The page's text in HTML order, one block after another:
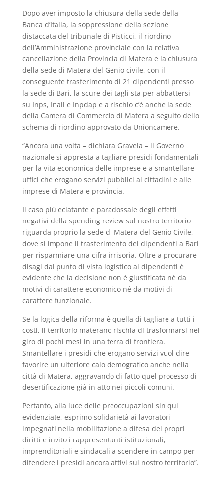
Dopo aver imposto la chiusura della sede della
Banca d’Italia, la soppressione della sezione
distaccata del tribunale di Pisticci, il riordino
dell’Amministrazione provinciale con la relativa
cancellazione della Provincia di Matera e la chiusura
della sede di Matera del Genio civile, con il
conseguente trasferimento di 21 dipendenti presso
la sede di Bari, la scure dei tagli sta per abbattersi
su Inps, Inail e Inpdap e a rischio c’è anche la sede
della Camera di Commercio di Matera a seguito dello
schema di riordino approvato da Unioncamere.
“Ancora una volta – dichiara Gravela – il Governo
nazionale si appresta a tagliare presidi fondamentali
per la vita economica delle imprese e a smantellare
uffici che erogano servizi pubblici ai cittadini e alle
imprese di Matera e provincia.
Il caso più eclatante e paradossale degli effetti
negativi della spending review sul nostro territorio
riguarda proprio la sede di Matera del Genio Civile,
dove si impone il trasferimento dei dipendenti a Bari
per risparmiare una cifra irrisoria. Oltre a procurare
disagi dal punto di vista logistico ai dipendenti è
evidente che la decisione non è giustificata né da
motivi di carattere economico né da motivi di
carattere funzionale.
Se la logica della riforma è quella di tagliare a tutti i
costi, il territorio materano rischia di trasformarsi nel
giro di pochi mesi in una terra di frontiera.
Smantellare i presidi che erogano servizi vuol dire
favorire un ulteriore calo demografico anche nella
città di Matera, aggravando di fatto quel processo di
desertificazione già in atto nei piccoli comuni.
Pertanto, alla luce delle preoccupazioni sin qui
evidenziate, esprimo solidarietà ai lavoratori
impegnati nella mobilitazione a difesa dei propri
diritti e invito i rappresentanti istituzionali,
imprenditoriali e sindacali a scendere in campo per
difendere i presidi ancora attivi sul nostro territorio”.